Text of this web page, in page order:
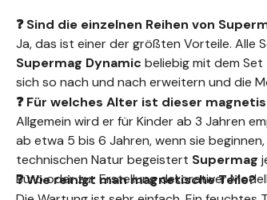
❓ Sind die einzelnen Reihen von
Ja, das ist einer der größten Vorteile. Alle
Supermag Dynamic beliebig mit dem Set
sich so nach und nach erweitern und die
❓ Für welches Alter ist dieser
Allgemein wird er für Kinder ab 3 Jahren
ab etwa 5 bis 6 Jahren, wenn sie
technischen Natur begeistert Supermag
Büro oder zur Erstellung dekorativer
❓ Wie reinigt man magnetische Teile?